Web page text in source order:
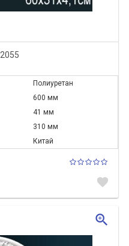
Полиуретан
600 мм
41 мм
310 мм
Китай
favorite
zoom_in